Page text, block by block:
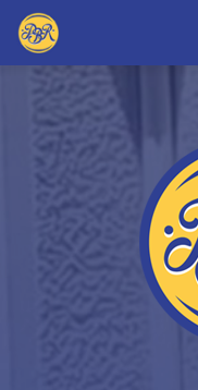
Aller
au
contenu
principal